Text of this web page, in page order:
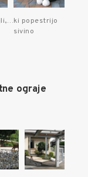
ki popestrijo
sivino
ograje